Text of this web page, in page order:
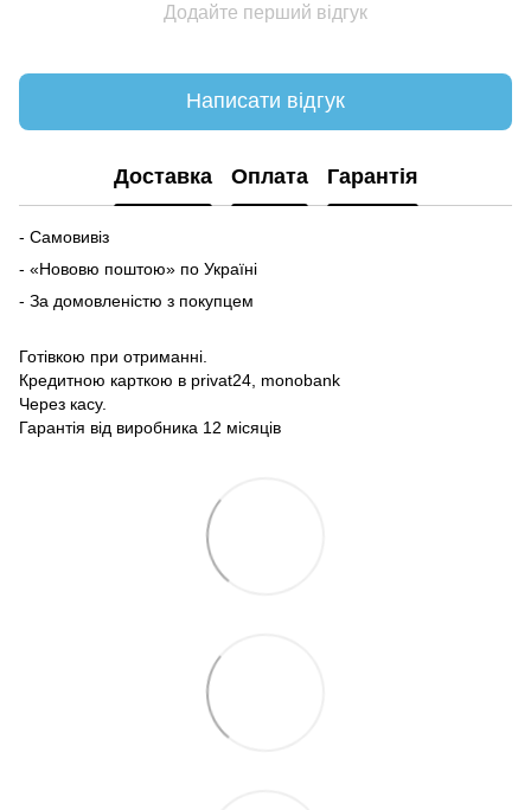
Додайте перший відгук
Написати відгук
Доставка Оплата Гарантія
- Самовивіз
- «Нововю поштою» по Україні
- За домовленістю з покупцем
Готівкою при отриманні.
Кредитною карткою в privat24, monobank
Через касу.
Гарантія від виробника 12 місяців